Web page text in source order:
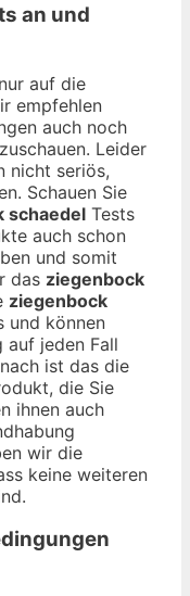
an und
auf die
empfehlen
auch noch
Leider
nicht seriös,
Schauen Sie
schaedel Tests
auch schon
und somit
das ziegenbock
ziegenbock
und können
auf jeden Fall
ist das die
die Sie
ihnen auch
wir die
keine weiteren